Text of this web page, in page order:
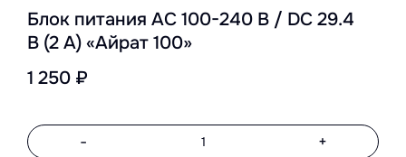
Блок питания AC 100-240 В / DC 29.4
В (2 A) «Айрат 100»
1 250 ₽
- +